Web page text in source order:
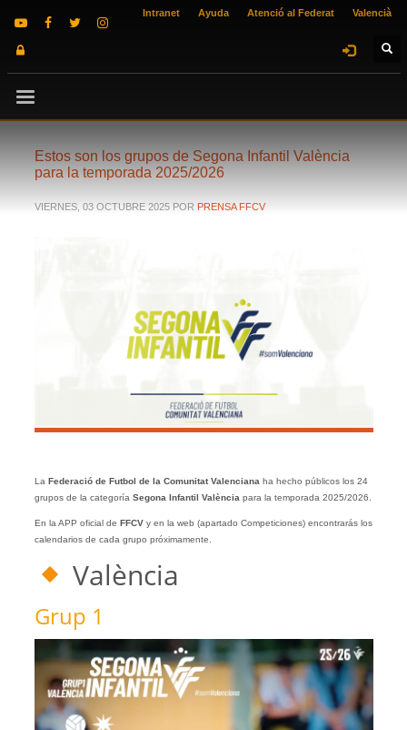
Intranet Ayuda Atenció al Federat Valencià
Estos son los grupos de Segona Infantil València
para la temporada 2025/2026
VIERNES, 03 OCTUBRE 2025 POR PRENSA FFCV
La Federació de Futbol de la Comunitat Valenciana ha hecho públicos los 24
grupos de la categoría Segona Infantil València para la temporada 2025/2026.
En la APP oficial de FFCVy en la web (apartado Competiciones) encontrarás los
calendarios de cada grupo próximamente.
València
Grup 1